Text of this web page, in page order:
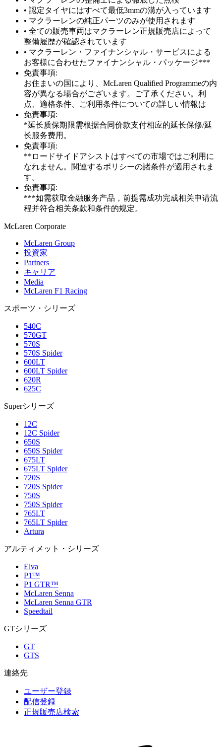
• 認定タイヤにはすべて最低3mmの溝が入っています
• マクラーレンの純正パーツのみが使用されます
• 全ての販売車両はマクラーレン正規販売店によって
整備履歴が確認されています
• マクラーレン・ファイナンシャル・サービスによる
お客様に合わせたファイナンシャル・パッケージ***
免責事項:
お住まいの国により、McLaren Qualified Programmeの内
容が異なる場合がございます。ご了承ください。利
点、適格条件、ご利用条件についての詳しい情報は
免責事項:
*延长质保期限需根据合同价款支付相应的延长保修/延
长服务费用。
免責事項:
**ロードサイドアシストはすべての市場ではご利用に
なれません。関連するポリシーの諸条件が適用されま
す。
免責事項:
***如需获取金融服务产品，前提需成功完成相关申请流
程并符合相关条款和条件的规定。
McLaren Corporate
McLaren Group
投資家
Partners
キャリア
Media
McLaren F1 Racing
スポーツ・シリーズ
540C
570GT
570S
570S Spider
600LT
600LT Spider
620R
625C
Superシリーズ
12C
12C Spider
650S
650S Spider
675LT
675LT Spider
720S
720S Spider
750S
750S Spider
765LT
765LT Spider
Artura
アルティメット・シリーズ
Elva
P1™
P1 GTR™
McLaren Senna
McLaren Senna GTR
Speedtail
GTシリーズ
GT
GTS
連絡先
ユーザー登録
配信登録
正規販売店検索